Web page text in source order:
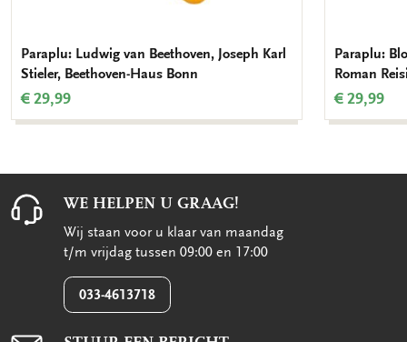
Paraplu: Ludwig van Beethoven, Joseph Karl
Stieler, Beethoven-Haus Bonn
€ 29,99
Paraplu:
Roman
€ 29,99
WE HELPEN U GRAAG!
Wij staan voor u klaar van maandag
t/m vrijdag tussen 09:00 en 17:00
033-4613718